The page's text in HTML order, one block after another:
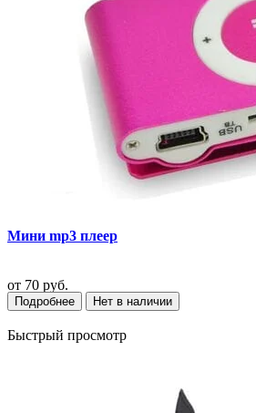
Мини mp3 плеер
от 70 руб.
Подробнее Нет в наличии
Быстрый просмотр